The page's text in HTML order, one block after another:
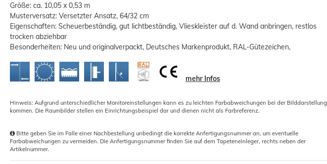
Größe: ca. 10,05 x 0,53 m
Musterversatz: Versetzter Ansatz, 64/32 cm
Eigenschaften: Scheuerbeständig, gut lichtbeständig, Vlieskleister auf d. Wand anbringen, restlos
trocken abziehbar
Besonderheiten: Neu und originalverpackt, Deutsches Markenprodukt, RAL-Gütezeichen,
mehr Infos
Hinweis: Aufgrund unterschiedlicher Monitoreinstellungen kann es zu leichten Farbabweichungen bei der Bilddarstellung
kommen. Die Raumbilder stellen ein Einrichtungsbeispiel dar und dienen nicht als Farbreferenz.
Bitte geben Sie im Falle einer Nachbestellung unbedingt die korrekte Anfertigungsnummer an, um eventuelle
Farbabweichungen zu vermeiden. Die Anfertigungsnummer finden Sie auf dem Tapeteneinleger, rechts neben der
Artikelnummer.
Tapezierwischer Tapetenbesen Holz
23,5 cm
Grundpreis: 5,29 € / Stück Grundpreis: